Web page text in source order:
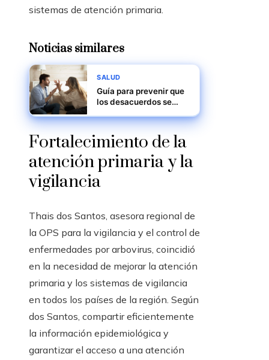
sistemas de atención primaria.
Noticias similares
SALUD
Guía para prevenir que
los desacuerdos se
comunicación efectiva
Fortalecimiento de la
atención primaria y la
vigilancia
Thais dos Santos, asesora regional de
la OPS para la vigilancia y el control de
enfermedades por arbovirus, coincidió
en la necesidad de mejorar la atención
primaria y los sistemas de vigilancia
en todos los países de la región. Según
dos Santos, compartir eficientemente
la información epidemiológica y
garantizar el acceso a una atención